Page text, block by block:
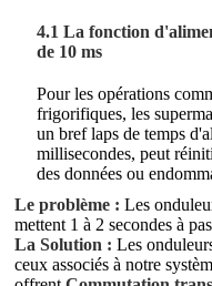
4.1 La fonction
de 10 ms
Pour les opérations
frigorifiques, les
un bref laps de temps
millisecondes, peut
des données ou
Le problème : Les
mettent 1 à 2 secondes à
La Solution : Les
ceux associés à notre